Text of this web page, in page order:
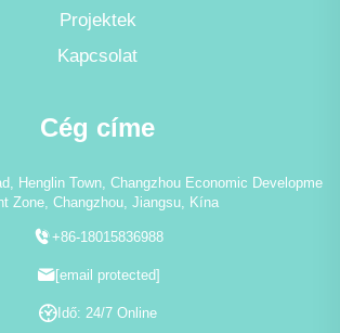
Projektek
Kapcsolat
Cég címe
Henglin Town, Changzhou Economic Developme
Zone, Changzhou, Jiangsu, Kína
+86-18015836988
[email protected]
Idő: 24/7 Online